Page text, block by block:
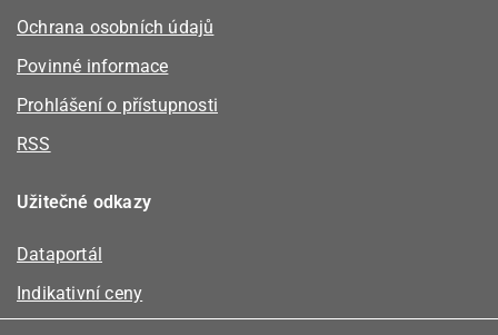
Ochrana osobních údajů
Povinné informace
Prohlášení o přístupnosti
RSS
Užitečné odkazy
Dataportál
Indikativní ceny